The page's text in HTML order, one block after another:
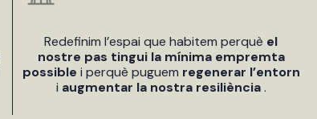
Redefinim l’espai que habitem perquè el
nostre pas tingui la mínima empremta
possible i perquè puguem regenerar l’entorn
i augmentar la nostra resiliència.